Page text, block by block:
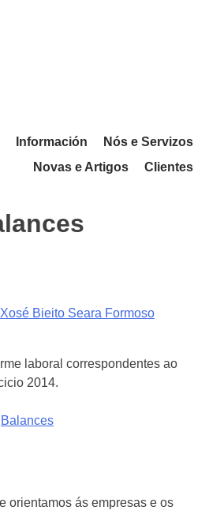
Información
Nós e Servizos
Novas e Artigos
Clientes
Xosé Bieito Seara Formoso
laboral correspondentes ao
2014.
Balances
orientamos ás empresas e os